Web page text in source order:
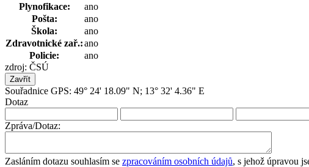
Plynofikace:
ano
Pošta:
ano
Škola:
ano
Zdravotnické zař.:ano
Policie:
ano
zdroj: ČSÚ
Zavřít
Souřadnice GPS: 49° 24' 18.09" N; 13° 32' 4.36" E
Dotaz
Zpráva/Dotaz:
Zasláním dotazu souhlasím se zpracováním osobních údajů, s jehož úpravou